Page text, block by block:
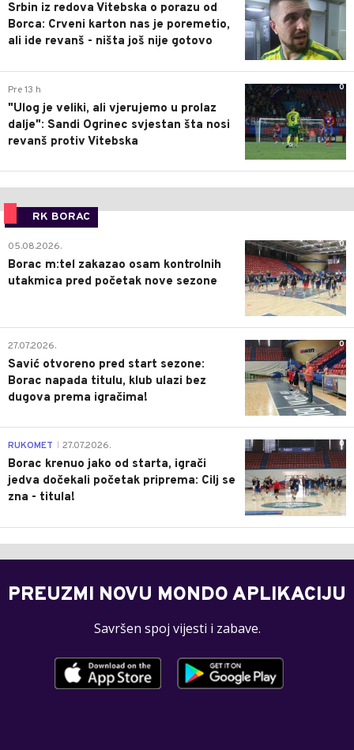
Srbin iz redova Vitebska o porazu od
Borca: Crveni karton nas je poremetio,
ali ide revanš - ništa još nije gotovo
0
Pre 13 h
"Ulog je veliki, ali vjerujemo u prolaz
dalje": Sandi Ogrinec svjestan šta nosi
revanš protiv Vitebska
RK BORAC
0
05.08.2026.
Borac m:tel zakazao osam kontrolnih
utakmica pred početak nove sezone
0
27.07.2026.
Savić otvoreno pred start sezone:
Borac napada titulu, klub ulazi bez
dugova prema igračima!
0
RUKOMET 27.07.2026.
Borac krenuo jako od starta, igrači
jedva dočekali početak priprema: Cilj se
zna - titula!
PREUZMI NOVU MONDO APLIKACIJU
Savršen spoj vijesti i zabave.